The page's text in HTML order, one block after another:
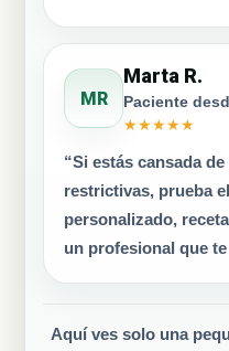
MR
Marta R.
Paciente
★★★★★
“Si estás cansada
restrictivas, prueba
personalizado,
un profesional que
Aquí ves solo una